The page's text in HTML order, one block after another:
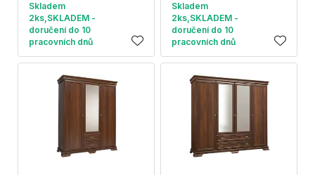
Skladem
2ks,SKLADEM -
doručení do 10
pracovních dnů
Skladem
2ks,SKLADEM -
doručení do 10
pracovních dnů